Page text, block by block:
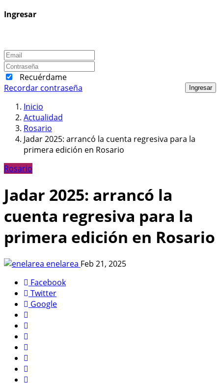
Ingresar
Recuérdame
Ingresar
Recordar contraseña
Inicio
Actualidad
Rosario
Jadar 2025: arrancó la cuenta regresiva para la
primera edición en Rosario
Rosario
Jadar 2025: arrancó la
cuenta regresiva para la
primera edición en Rosario
enelarea Feb 21, 2025
Facebook
Twitter
Google